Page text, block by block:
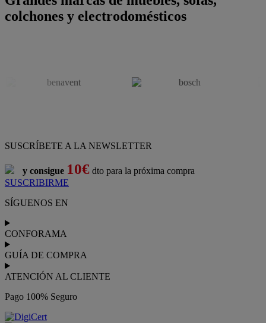
colchones y electrodomésticos
SUSCRÍBETE A LA NEWSLETTER
y consigue 10€ dto para la próxima compra
SUSCRIBIRME
SÍGUENOS EN
CONFORAMA
GUÍA DE COMPRA
ATENCIÓN AL CLIENTE
Pago 100% Seguro